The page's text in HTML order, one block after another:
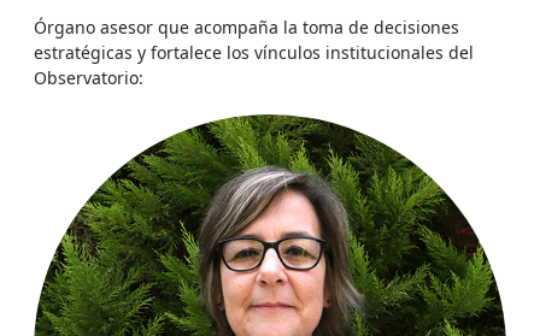
Órgano asesor que acompaña la toma de decisiones
estratégicas y fortalece los vínculos institucionales del
Observatorio: